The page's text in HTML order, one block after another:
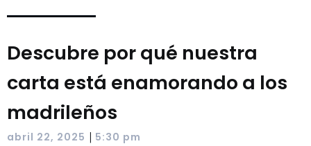
Descubre por qué nuestra
carta está enamorando a los
madrileños
abril 22, 2025 | 5:30 pm